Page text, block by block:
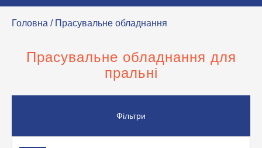
Пральні машини
Прасувальні машини
Головна / Прасувальне обладнання
Прасувальне обладнання для
пральні
Фільтри